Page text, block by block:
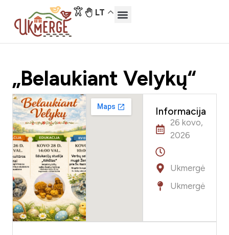
LT
„Belaukiant Velykų“
Informacija
26 kovo,
2026
Ukmergė
Ukmergė